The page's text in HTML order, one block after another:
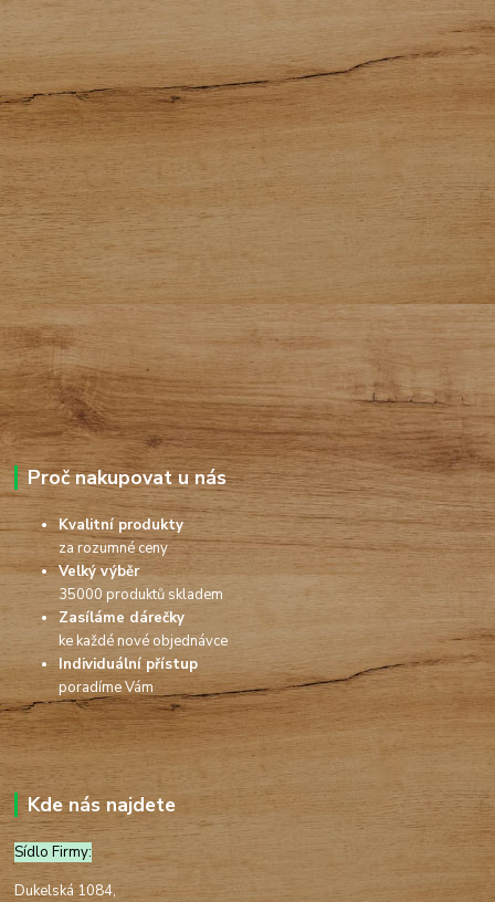
Proč nakupovat u nás
Kvalitní produkty
za rozumné ceny
Velký výběr
35000 produktů skladem
Zasíláme dárečky
ke každé nové objednávce
Individuální přístup
poradíme Vám
Kde nás najdete
Sídlo Firmy:
Dukelská 1084,